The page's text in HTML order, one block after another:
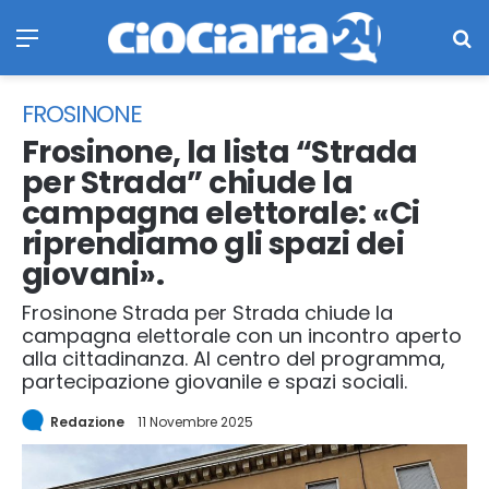
FROSINONE
Frosinone, la lista “Strada
per Strada” chiude la
campagna elettorale: «Ci
riprendiamo gli spazi dei
giovani».
Frosinone Strada per Strada chiude la
campagna elettorale con un incontro aperto
alla cittadinanza. Al centro del programma,
partecipazione giovanile e spazi sociali.
Redazione 11 Novembre 2025